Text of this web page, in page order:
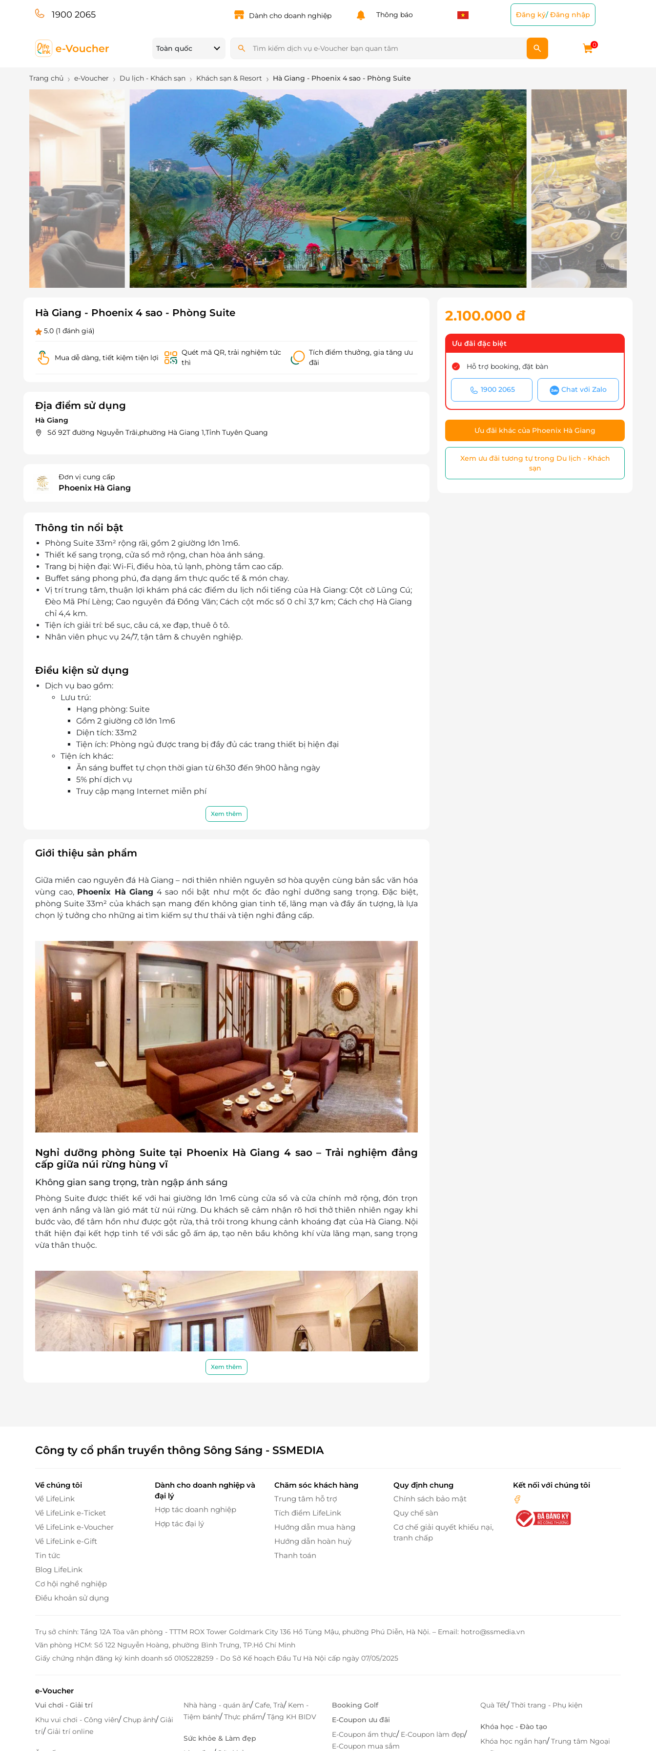
1900 2065 Dành cho doanh nghiệp Thông báo Đăng ký/Đăng nhập
Toàn quốc 0
Trang chủ e-Voucher Du lịch - Khách sạn Khách sạn & Resort Hà Giang - Phoenix 4 sao - Phòng Suite
10/18
Hà Giang - Phoenix 4 sao - Phòng Suite
5.0 (1 đánh giá)
Mua dễ dàng, tiết kiệm tiện lợi
Quét mã QR, trải nghiệm tức
thì
Tích điểm thưởng, gia tăng ưu
đãi
Địa điểm sử dụng
Hà Giang
Số 92T đường Nguyễn Trãi,phường Hà Giang 1,Tỉnh Tuyên Quang
Đơn vị cung cấp
Phoenix Hà Giang
Thông tin nổi bật
Phòng Suite 33m² rộng rãi, gồm 2 giường lớn 1m6.
Thiết kế sang trọng, cửa sổ mở rộng, chan hòa ánh sáng.
Trang bị hiện đại: Wi-Fi, điều hòa, tủ lạnh, phòng tắm cao cấp.
Buffet sáng phong phú, đa dạng ẩm thực quốc tế & món chay.
Vị trí trung tâm, thuận lợi khám phá các điểm du lịch nổi tiếng của Hà Giang: Cột cờ Lũng Cú;
Đèo Mã Phí Lèng; Cao nguyên đá Đồng Văn; Cách cột mốc số 0 chỉ 3,7 km; Cách chợ Hà Giang
chỉ 4,4 km.
Tiện ích giải trí: bể sục, câu cá, xe đạp, thuê ô tô.
Nhân viên phục vụ 24/7, tận tâm & chuyên nghiệp.
Điều kiện sử dụng
Dịch vụ bao gồm:
Lưu trú:
Hạng phòng: Suite
Gồm 2 giường cỡ lớn 1m6
Diện tích: 33m2
Tiện ích: Phòng ngủ được trang bị đầy đủ các trang thiết bị hiện đại
Tiện ích khác:
Ăn sáng buffet tự chọn thời gian từ 6h30 đến 9h00 hằng ngày
5% phí dịch vụ
Truy cập mạng Internet miễn phí
Từ 12 tuổi trở lên tính giá phòng như người lớn
Thời gian nhận trả phòng:
Giờ trả phòng: Trước 12h00
Check in sớm - Check out muộn: Tùy thuộc vào tình trạng phòng và có thể sẽ phụ thu
theo quy định của khách sạn
Điều kiện đặt phòng:
Văn phòng HCM: 028.6680 8757
Liên hệ check tình trạng phòng trống trước khi mua voucher
Điều kiện khác:
Áp dụng 01 e-Voucher/e-Coupon cho 04 khách
Một khách hàng được mua nhiều e-Voucher/e-Coupon
e-Voucher/e-Coupon không có giá trị quy đổi thành tiền mặt, không trả lại tiền thừa
Không áp dụng đồng thời với chương trình khuyến mại khác.
Xem thêm
Giới thiệu sản phẩm
Giữa miền cao nguyên đá Hà Giang – nơi thiên nhiên nguyên sơ hòa quyện cùng bản sắc văn hóa
vùng cao, Phoenix Hà Giang 4 sao nổi bật như một ốc đảo nghỉ dưỡng sang trọng. Đặc biệt,
phòng Suite 33m² của khách sạn mang đến không gian tinh tế, lãng mạn và đầy ấn tượng, là lựa
chọn lý tưởng cho những ai tìm kiếm sự thư thái và tiện nghi đẳng cấp.
Nghỉ dưỡng phòng Suite tại Phoenix Hà Giang 4 sao – Trải nghiệm đẳng
cấp giữa núi rừng hùng vĩ
Không gian sang trọng, tràn ngập ánh sáng
Phòng Suite được thiết kế với hai giường lớn 1m6cùng cửa sổ và cửa chính mở rộng, đón trọn
vẹn ánh nắng và làn gió mát từ núi rừng. Du khách sẽ cảm nhận rõ hơi thở thiên nhiên ngay khi
bước vào, để tâm hồn như được gột rửa, thả trôi trong khung cảnh khoáng đạt của Hà Giang. Nội
thất hiện đại kết hợp tinh tế với sắc gỗ ấm áp, tạo nên bầu không khí vừa lãng mạn, sang trọng
vừa thân thuộc.
Xem thêm
2.100.000 đ
Ưu đãi đặc biệt
Hỗ trợ booking, đặt bàn
1900 2065 Chat với Zalo
Ưu đãi khác của Phoenix Hà Giang
Xem ưu đãi tương tự trong Du lịch - Khách
sạn
Công ty cổ phần truyền thông Sông Sáng - SSMEDIA
Về chúng tôi
Về LifeLink
Về LifeLink e-Ticket
Về LifeLink e-Voucher
Về LifeLink e-Gift
Tin tức
Blog LifeLink
Cơ hội nghề nghiệp
Điều khoản sử dụng
Dành cho doanh nghiệp và
đại lý
Hợp tác doanh nghiệp
Hợp tác đại lý
Chăm sóc khách hàng
Trung tâm hỗ trợ
Tích điểm LifeLink
Hướng dẫn mua hàng
Hướng dẫn hoàn huỷ
Thanh toán
Quy định chung
Chính sách bảo mật
Quy chế sàn
Cơ chế giải quyết khiếu nại,
tranh chấp
Kết nối với chúng tôi
Trụ sở chính: Tầng 12A Tòa văn phòng - TTTM ROX Tower Goldmark City 136 Hồ Tùng Mậu, phường Phú Diễn, Hà Nội. – Email: hotro@ssmedia.vn
Văn phòng HCM: Số 122 Nguyễn Hoàng, phường Bình Trưng, TP.Hồ Chí Minh
Giấy chứng nhận đăng ký kinh doanh số 0105228259 - Do Sở Kế hoạch Đầu Tư Hà Nội cấp ngày 07/05/2025
e-Voucher
Vui chơi - Giải trí
Khu vui chơi - Công viên/Chụp ảnh/Giải
trí/Giải trí online
Nhà hàng - quán ăn/Cafe, Trà/ Kem -
Tiệm bánh/Thực phẩm/Tặng KH BIDV
Sức khỏe & Làm đẹp
Booking Golf
E-Coupon ưu đãi
E-Coupon ẩm thực/ E-Coupon làm đẹp/
E-Coupon mua sắm
Quà Tết/Thời trang - Phụ kiện
Khóa học - Đào tạo
Khóa học ngắn hạn/Trung tâm Ngoại